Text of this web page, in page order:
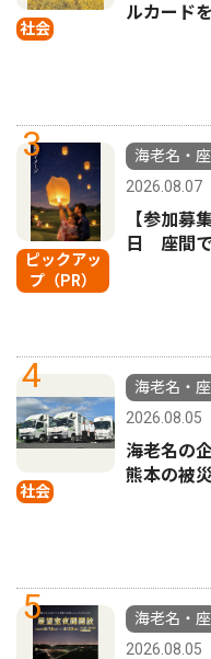
社会
ルカード
3
ピックアッ
プ（PR）
海老名・
2026.08.07
【参加募
日 座間
4
社会
海老名・
2026.08.05
海老名の
熊本の被
5
海老名・
2026.08.05